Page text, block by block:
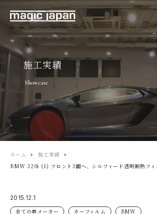
施工実績
Showcase
ホーム
施工実績
BMW 320i (1) フロント3面へ、シルフィード透明断熱フィ
2015.12.1
全ての車メーカー
カーフィルム BMW